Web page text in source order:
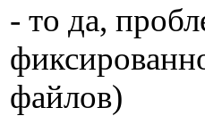
- то да,
файлов)